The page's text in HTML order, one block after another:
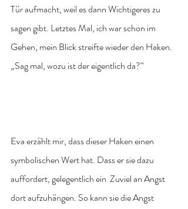
Tür aufmacht, weil es dann Wichtigeres zu
sagen gibt. Letztes Mal, ich war schon im
Gehen, mein Blick streifte wieder den Haken.
„Sag mal, wozu ist der eigentlich da?“
Eva erzählt mir, dass dieser Haken einen
symbolischen Wert hat. Dass er sie dazu
auffordert, gelegentlich ein  Zuviel an Angst
dort aufzuhängen. So kann sie die Angst